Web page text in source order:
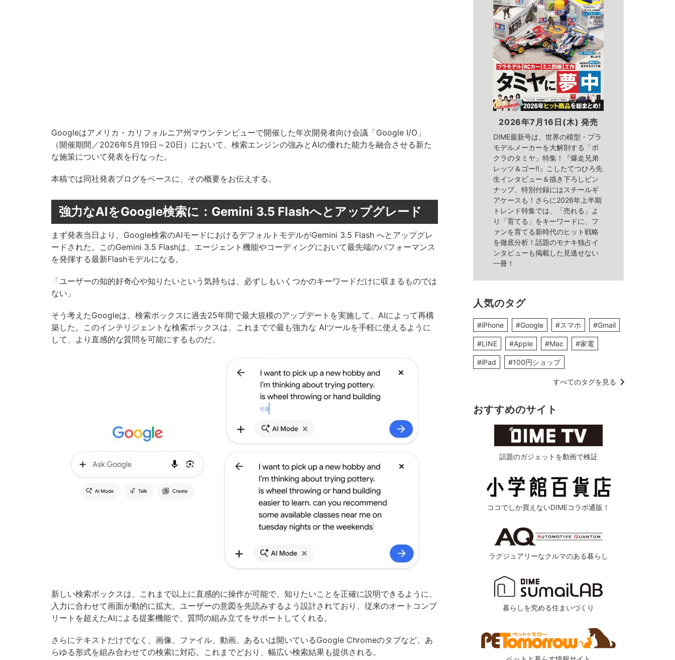
Googleはアメリカ・カリフォルニア州マウンテンビューで開催した年次開発者向け会議「Google I/O」
（開催期間／2026年5月19日～20日）において、検索エンジンの強みとAIの優れた能力を融合させる新た
な施策について発表を行なった。
本稿では同社発表ブログをベースに、その概要をお伝えする。
強力なAIをGoogle検索に：Gemini 3.5 Flashへとアップグレード
まず発表当日より、Google検索のAIモードにおけるデフォルトモデルがGemini 3.5 Flash へとアップグレ
ードされた。このGemini 3.5 Flashは、エージェント機能やコーディングにおいて最先端のパフォーマンス
を発揮する最新Flashモデルになる。
「ユーザーの知的好奇心や知りたいという気持ちは、必ずしもいくつかのキーワードだけに収まるものでは
ない」
そう考えたGoogleは、検索ボックスに過去25年間で最大規模のアップデートを実施して、AIによって再構
築した。このインテリジェントな検索ボックスは、これまでで最も強力な AIツールを手軽に使えるように
して、より直感的な質問を可能にするものだ。
新しい検索ボックスは、これまで以上に直感的に操作が可能で、知りたいことを正確に説明できるように、
入力に合わせて画面が動的に拡大。ユーザーの意図を先読みするよう設計されており、従来のオートコンプ
リートを超えたAIによる提案機能で、質問の組み立てをサポートしてくれる。
さらにテキストだけでなく、画像、ファイル、動画、あるいは開いているGoogle Chromeのタブなど、あ
らゆる形式を組み合わせての検索に対応。これまでどおり、幅広い検索結果も提供される。
2026年7月16日(木) 発売
DIME最新号は、世界の模型・プラ
モデルメーカーを大解剖する「ボ
クラのタミヤ」特集！『爆走兄弟
レッツ＆ゴー!!』こしたてつひろ先
生インタビュー＆描き下ろしピン
ナップ、特別付録にはスチールギ
アケースも！さらに2026年上半期
トレンド特集では、「売れる」よ
り「育てる」をキーワードに、フ
ァンを育てる新時代のヒット戦略
を徹底分析！話題のモナキ独占イ
ンタビューも掲載した見逃せない
一冊！
人気のタグ
#iPhone #Google #スマホ #Gmail
#LINE #Apple #Mac #家電
#iPad #100円ショップ
すべてのタグを見る
おすすめのサイト
話題のガジェットを動画で検証
ココでしか買えないDIMEコラボ通販！
ラグジュアリーなクルマのある暮らし
暮らしを究める住まいづくり